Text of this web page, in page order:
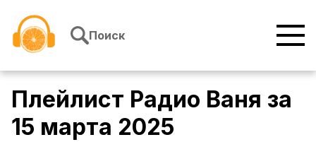
Поиск
Плейлист Радио Ваня за
15 марта 2025